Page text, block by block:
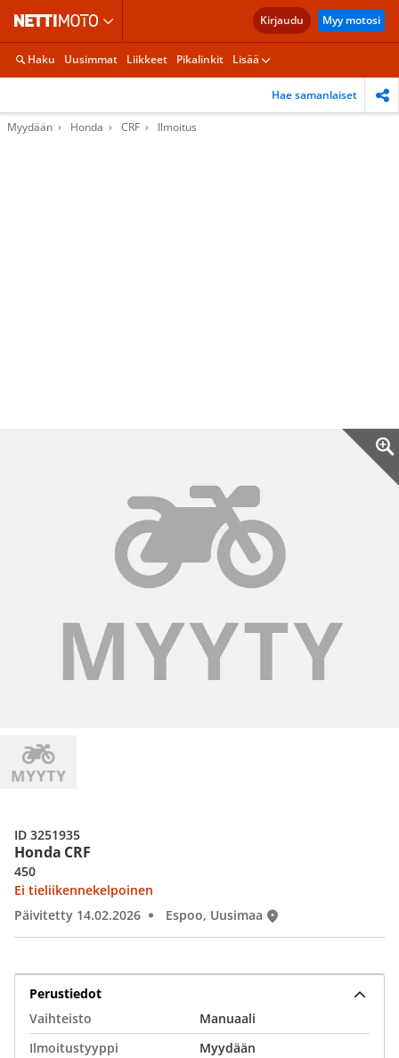
Kirjaudu Myy motosi
Haku Uusimmat Liikkeet Pikalinkit Lisää
Hae samanlaiset
Myydään Honda CRF Ilmoitus
Honda CRF
450
Ei tieliikennekelpoinen
Päivitetty 14.02.2026
Espoo, Uusimaa
ID 3251935
Perustiedot
Vaihteisto
Manuaali
Ilmoitustyyppi
Myydään